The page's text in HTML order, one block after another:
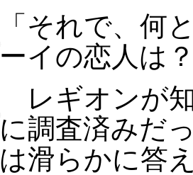
「それで、何
ーイの恋人は
レギオンが
に調査済みだ
は滑らかに答